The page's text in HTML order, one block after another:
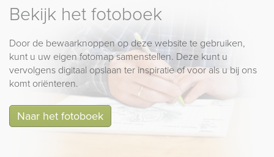
Bekijk het fotoboek
Door de bewaarknoppen op deze website te gebruiken,
kunt u uw eigen fotomap samenstellen. Deze kunt u
vervolgens digitaal opslaan ter inspiratie of voor als u bij ons
komt oriënteren.
Naar het fotoboek